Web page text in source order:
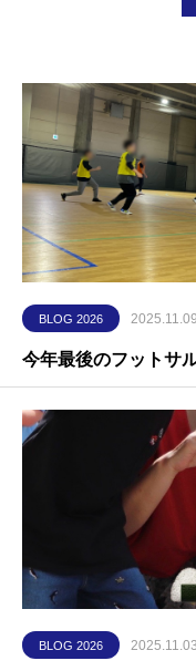
BLOG 2026 2025.11.09
今年最後のフットサ
BLOG 2026 2025.11.03